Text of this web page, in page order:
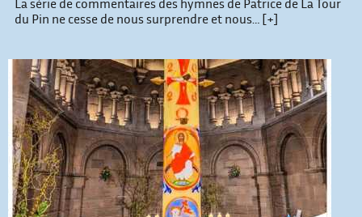
La série de commentaires des hymnes de Patrice de La Tour
du Pin ne cesse de nous surprendre et nous… [+]